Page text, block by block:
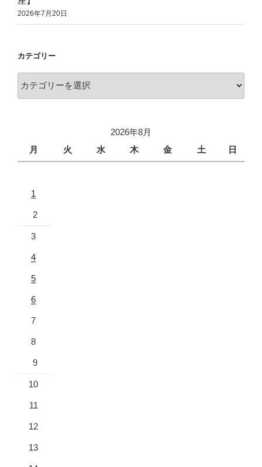
2026年7月20日
カテゴリー
2026年8月
月
火 水 木 金 土 日
1
2
3
4
5
6
7
8
9
10
11
12
13